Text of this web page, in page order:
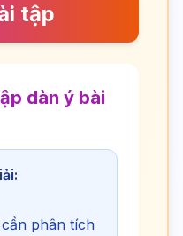
tập
dàn ý bài
phân tích